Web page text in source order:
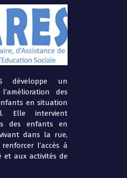
développe un
des
en situation
Elle intervient
des enfants en
dans la rue,
l’accès à
et aux activités de